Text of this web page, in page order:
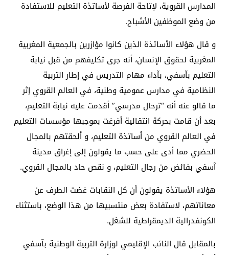
المدارس القروية، لإتاحة الفرصة لأساتذة التعليم للاستفادة
من وضع الموظفين الأشباح.
و قال هؤلاء الأساتذة الذين كانوا مؤازرين بالجمعية المغربية
المغربية لحقوق الإنسان، أنه جرى تكليفهم من قبل نيابة
التعليم بآسفي، بآداء مهام التدريس في إطار التربية
النظامية في مدارس عمومية وطنية، في العالم القروي إثر
ما قالو عنه أنه “ترحال مدرسي” أقدمت عليه نيابة التعليم،
بعد أن قامت بحركة انتقالية أفرغت بموجبها مؤسسات التعليم
في العالم القروي من أساتذة التعليم، و ألحقتهم بالمجال
الحضري مما أدى على حسب ما يقولون إلى إغراق مدينة
آسفي بفائض من رجال التعليم، و نقص حاد بالمجال القروي.
هؤلاء الأساتذة يقولون أن كل النقابات غضت الطرف عن
معاناتهم، لاستفادة بعض منتسبيها من هذا الوضع، باستثناء
الكونفدرالية الديمقراطية للشغل.
بالمقابل قال النائب الإقليمي لوزارة التربية الوطنية بآسفي